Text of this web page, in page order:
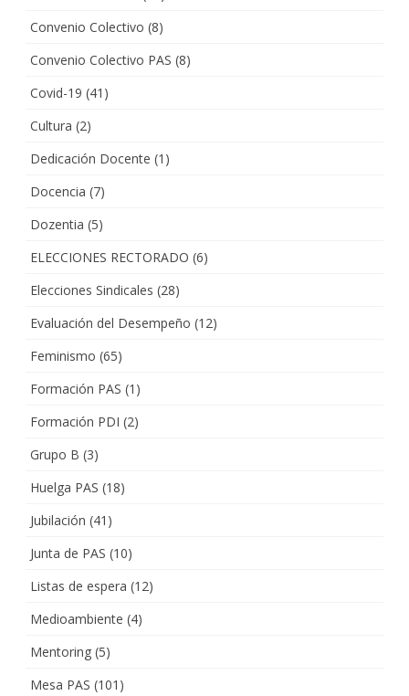
Convenio Colectivo (8)
Convenio Colectivo PAS (8)
Covid-19 (41)
Cultura (2)
Dedicación Docente (1)
Docencia (7)
Dozentia (5)
ELECCIONES RECTORADO (6)
Elecciones Sindicales (28)
Evaluación del Desempeño (12)
Feminismo (65)
Formación PAS (1)
Formación PDI (2)
Grupo B (3)
Huelga PAS (18)
Jubilación (41)
Junta de PAS (10)
Listas de espera (12)
Medioambiente (4)
Mentoring (5)
Mesa PAS (101)